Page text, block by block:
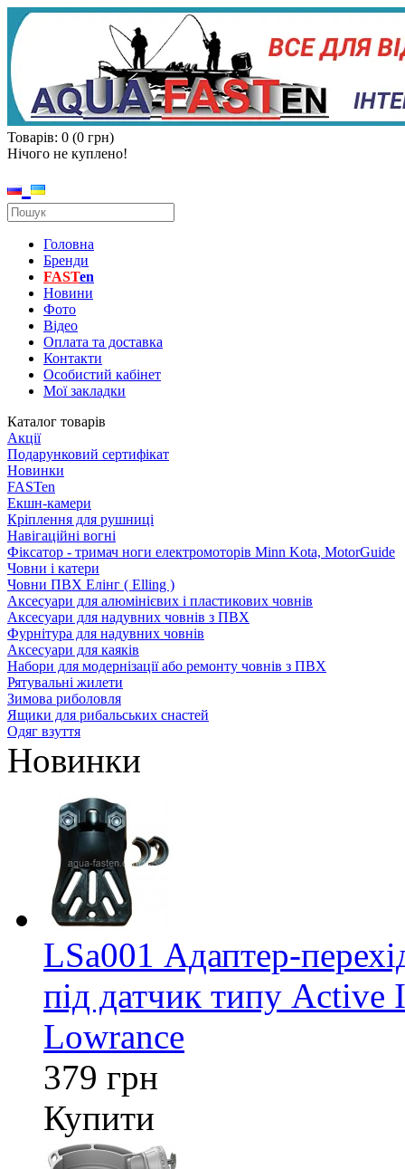
Товарів: 0 (0 грн)
Нічого не куплено!
Головна
Бренди
FASTen
Новини
Фото
Відео
Оплата та доставка
Контакти
Особистий кабінет
Мої закладки
Каталог товарів
Акції
Подарунковий сертифікат
Новинки
FASTen
Екшн-камери
Кріплення для рушниці
Навігаційні вогні
Фіксатор - тримач ноги електромоторів Minn Kota, MotorGuide
Човни і катери
Човни ПВХ Елінг ( Elling )
Аксесуари для алюмінієвих і пластикових човнів
Аксесуари для надувних човнів з ПВХ
Фурнітура для надувних човнів
Аксесуари для каяків
Набори для модернізації або ремонту човнів з ПВХ
Рятувальні жилети
Зимова риболовля
Ящики для рибальських снастей
Одяг взуття
Новинки
LSa001 Адаптер-
під датчик типу Active
Lowrance
379 грн
Купити